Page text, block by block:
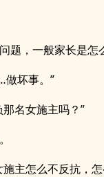
题，一般家长是怎
坏事。”
名女施主吗？”
施主怎么不反抗，